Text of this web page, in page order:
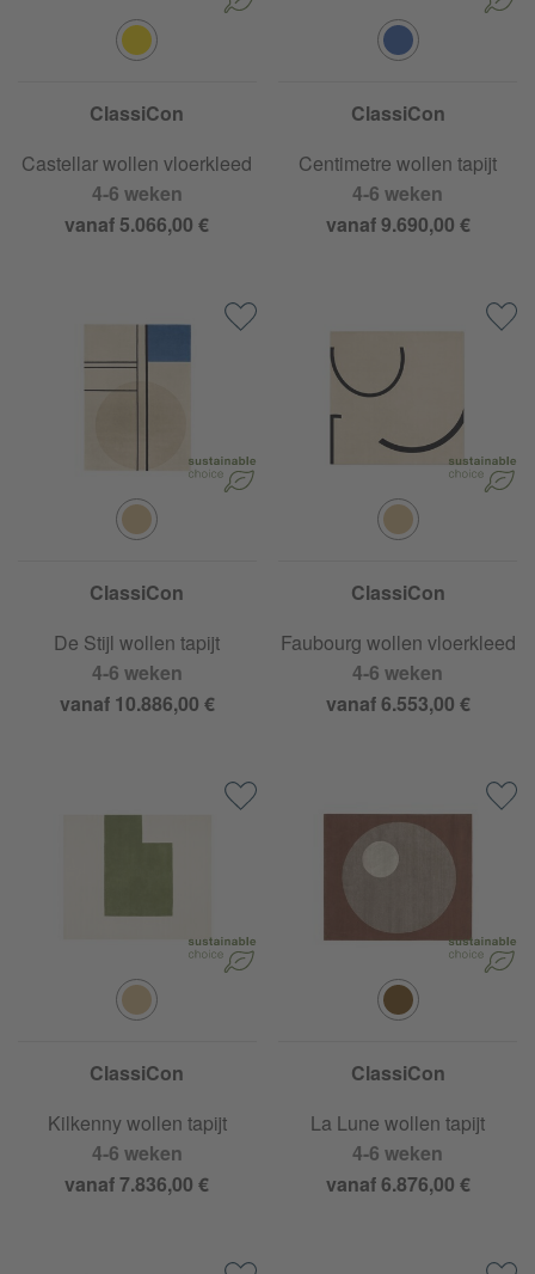
ClassiCon
Castellar wollen vloerkleed
4-6 weken
vanaf 5.066,00 €
ClassiCon
Centimetre wollen tapijt
4-6 weken
vanaf 9.690,00 €
ClassiCon
De Stijl wollen tapijt
4-6 weken
vanaf 10.886,00 €
ClassiCon
Faubourg wollen vloerkleed
4-6 weken
vanaf 6.553,00 €
ClassiCon
Kilkenny wollen tapijt
4-6 weken
vanaf 7.836,00 €
ClassiCon
La Lune wollen tapijt
4-6 weken
vanaf 6.876,00 €